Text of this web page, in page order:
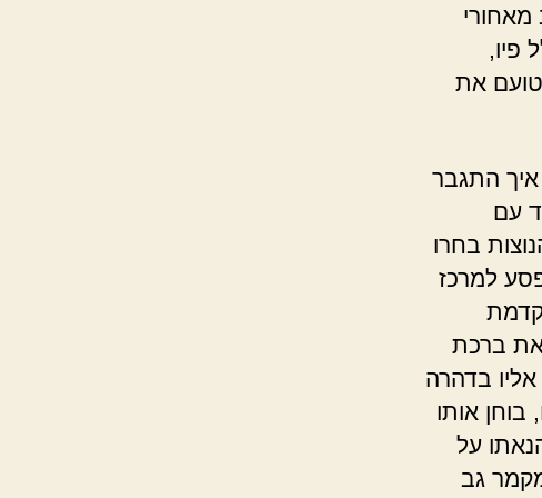
פיו,
את
איך התגבר
עם
בחרו
למרכז
את ברכת
בדהרה
אותו
על
גב